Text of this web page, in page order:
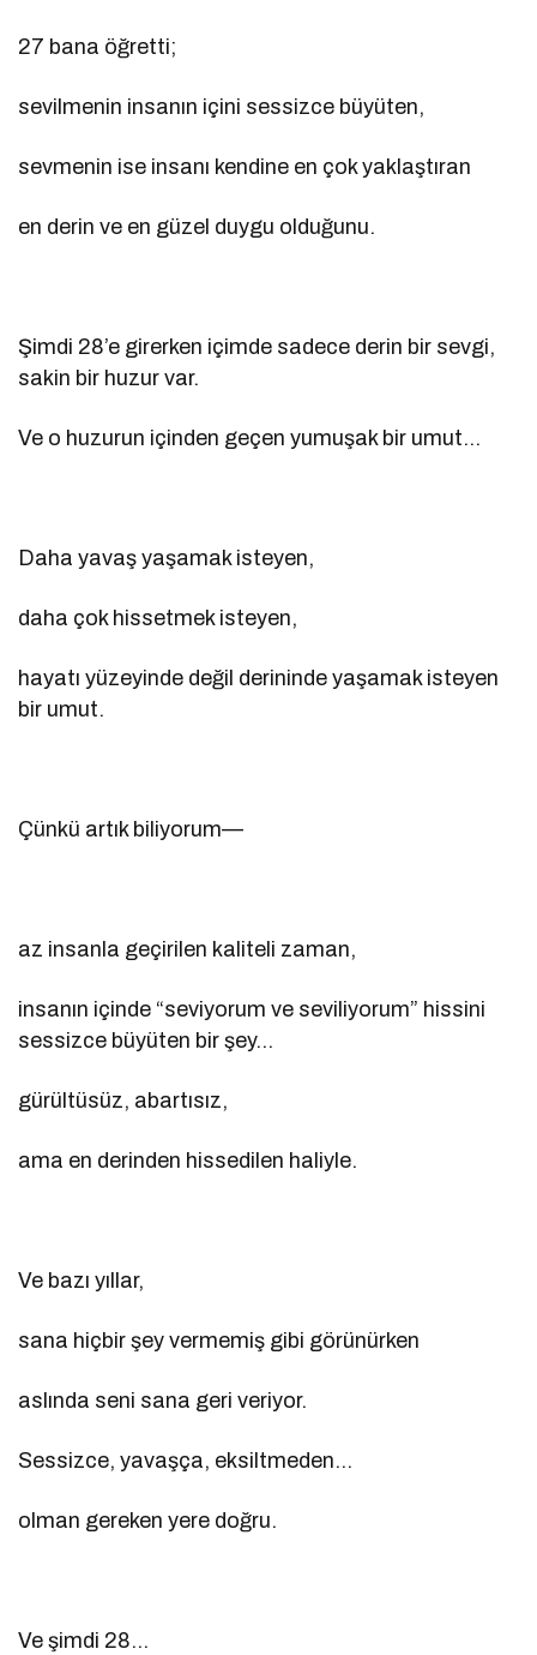
27 bana öğretti;
sevilmenin insanın içini sessizce büyüten,
sevmenin ise insanı kendine en çok yaklaştıran
en derin ve en güzel duygu olduğunu.
Şimdi 28’e girerken içimde sadece derin bir sevgi,
sakin bir huzur var.
Ve o huzurun içinden geçen yumuşak bir umut…
Daha yavaş yaşamak isteyen,
daha çok hissetmek isteyen,
hayatı yüzeyinde değil derininde yaşamak isteyen
bir umut.
Çünkü artık biliyorum—
az insanla geçirilen kaliteli zaman,
insanın içinde “seviyorum ve seviliyorum” hissini
sessizce büyüten bir şey…
gürültüsüz, abartısız,
ama en derinden hissedilen haliyle.
Ve bazı yıllar,
sana hiçbir şey vermemiş gibi görünürken
aslında seni sana geri veriyor.
Sessizce, yavaşça, eksiltmeden…
olman gereken yere doğru.
Ve şimdi 28…